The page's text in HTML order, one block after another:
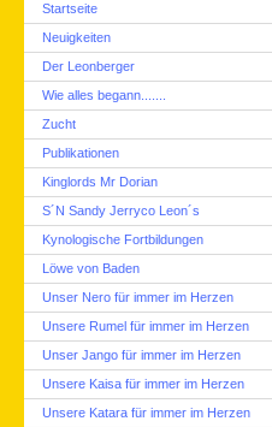
Startseite
Neuigkeiten
Der Leonberger
Wie alles begann.......
Zucht
Publikationen
Kinglords Mr Dorian
S´N Sandy Jerryco Leon´s
Kynologische Fortbildungen
Löwe von Baden
Unser Nero für immer im Herzen
Unsere Rumel für immer im Herzen
Unser Jango für immer im Herzen
Unsere Kaisa für immer im Herzen
Unsere Katara für immer im Herzen